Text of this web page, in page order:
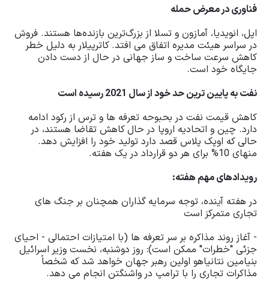
فناوری در معرض حمله
اپل، انویدیا، آمازون و تسلا از بزرگ‌ترین بازنده‌ها هستند. فروش
در سراسر هیئت مدیره اتفاق می افتد. کاترپیلار به دلیل خطر
کاهش سرعت ساخت و ساز جهانی در حال از دست دادن
جایگاه خود است.
نفت به پایین ترین حد خود از سال 2021 رسیده است
کاهش قیمت نفت در بحبوحه تعرفه ها و ترس از رکود ادامه
دارد. چین و اتحادیه اروپا در حال کاهش تقاضا هستند، در
حالی که اوپک پلاس قصد دارد تولید خود را افزایش دهد.
منهای 10% برای هر دو قرارداد در یک هفته.
رویدادهای مهم هفته:
در هفته آینده، توجه سرمایه گذاران همچنان بر جنگ های
تجاری متمرکز است
- آغاز روند مذاکره بر سر تعرفه ها (با امتیازات احتمالی - احیای
جزئی "خطرات" ممکن است): روز دوشنبه، نخست وزیر اسرائیل
بنیامین نتانیاهو اولین رهبر جهان خواهد شد که شخصاً
مذاکرات تجاری را با ترامپ در واشنگتن انجام می دهد.